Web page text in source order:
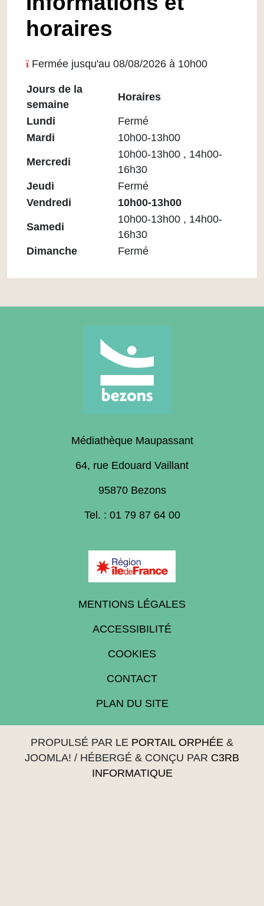
horaires
Fermée jusqu'au 08/08/2026 à 10h00
Horaires
Médiathèque
Jours de la
semaine
Horaires
Lundi
Fermé
Mardi
10h00-13h00
Mercredi
10h00-13h00 , 14h00-
16h30
Jeudi
Fermé
Vendredi
10h00-13h00
Samedi
10h00-13h00 , 14h00-
16h30
Dimanche
Fermé
Médiathèque Maupassant
64, rue Edouard Vaillant
95870 Bezons
Tel. : 01 79 87 64 00
MENTIONS LÉGALES
ACCESSIBILITÉ
COOKIES
CONTACT
PLAN DU SITE
PROPULSÉ PAR LE PORTAIL ORPHÉE &
JOOMLA! / HÉBERGÉ & CONÇU PAR C3RB
INFORMATIQUE